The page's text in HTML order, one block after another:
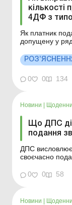
4ДФ з
Як платник
допущену у
правовими
Розрахунку з
0 0 134
Новини
Що ДПС
подання
ДПС висловлює
своєчасно
контролери
іноземні
0 0 58
Новини |